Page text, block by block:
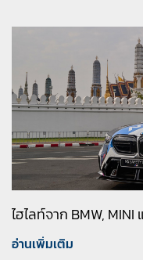
ไฮไลท์จาก BMW,
อ่านเพิ่มเติม